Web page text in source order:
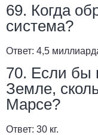
69. Когда
система?
Ответ: 4,5
70. Если бы
Земле,
Марсе?
Ответ: 30 кг.